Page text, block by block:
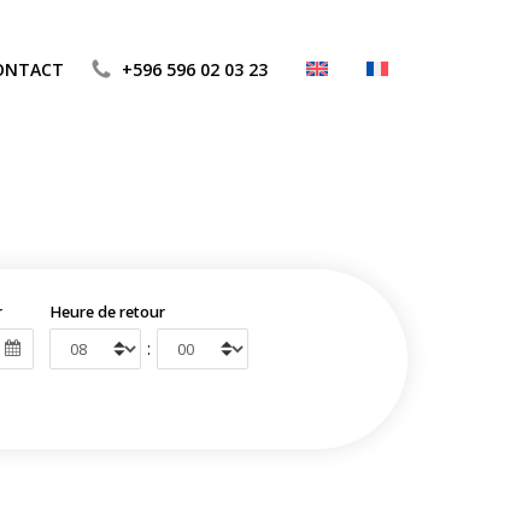
+596 596 02 03 23
Heure de retour
: